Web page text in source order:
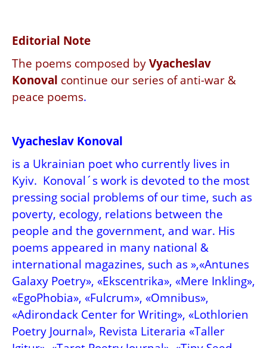
Editorial Note
The poems composed by Vyacheslav
Konoval continue our series of anti-war &
peace poems.
Vyacheslav Konoval
is a Ukrainian poet who currently lives in
Kyiv. Konoval´s work is devoted to the most
pressing social problems of our time, such as
poverty, ecology, relations between the
people and the government, and war. His
poems appeared in many national &
international magazines, such as »,«Antunes
Galaxy Poetry», «Ekscentrika», «Mere Inkling»,
«EgoPhobia», «Fulcrum», «Omnibus»,
«Adirondack Center for Writing», «Lothlorien
Poetry Journal», Revista Literaria «Taller